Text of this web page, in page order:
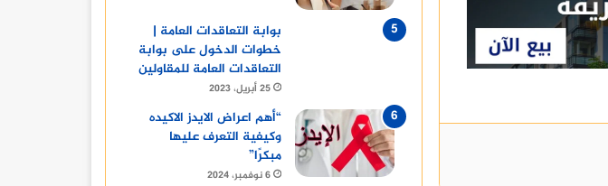
بوابة التعاقدات العامة |
خطوات الدخول على بوابة
التعاقدات العامة للمقاولين
25 أبريل، 2023
“أهم اعراض الايدز الاكيده
وكيفية التعرف عليها
مبكرًا”
6 نوفمبر، 2024